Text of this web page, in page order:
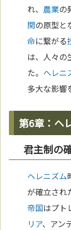
れ、 農業の
関の原型と
命に繋がる
は、人々の
た。 ヘレニ
多大な影響
第6章：ヘ
君主制の
ヘレニズム
が確立され
帝国はプト
リア、アン